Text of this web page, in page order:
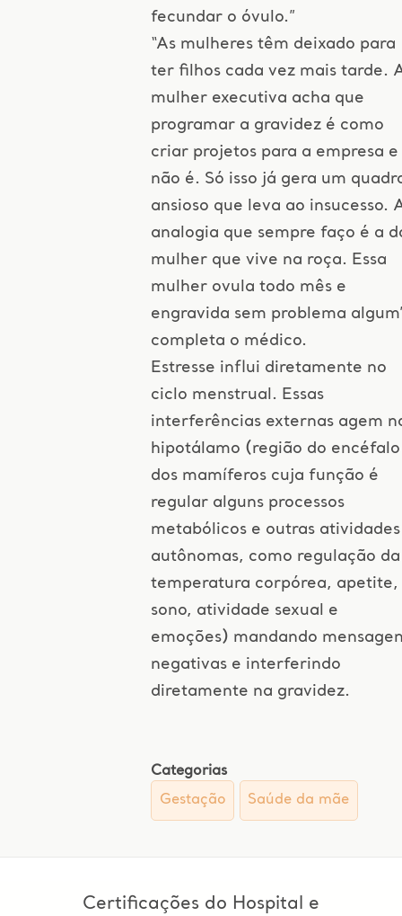
fecundar o óvulo.”
“As mulheres têm deixado para
ter filhos cada vez mais tarde.
mulher executiva acha que
programar a gravidez é como
criar projetos para a empresa e
não é. Só isso já gera um
ansioso que leva ao insucesso.
analogia que sempre faço é a
mulher que vive na roça. Essa
mulher ovula todo mês e
engravida sem problema
completa o médico.
Estresse influi diretamente no
ciclo menstrual. Essas
interferências externas agem
hipotálamo (região do encéfalo
dos mamíferos cuja função é
regular alguns processos
metabólicos e outras atividades
autônomas, como regulação da
temperatura corpórea, apetite,
sono, atividade sexual e
emoções) mandando
negativas e interferindo
diretamente na gravidez.
Categorias
Gestação
Saúde da mãe
Certificações do Hospital e